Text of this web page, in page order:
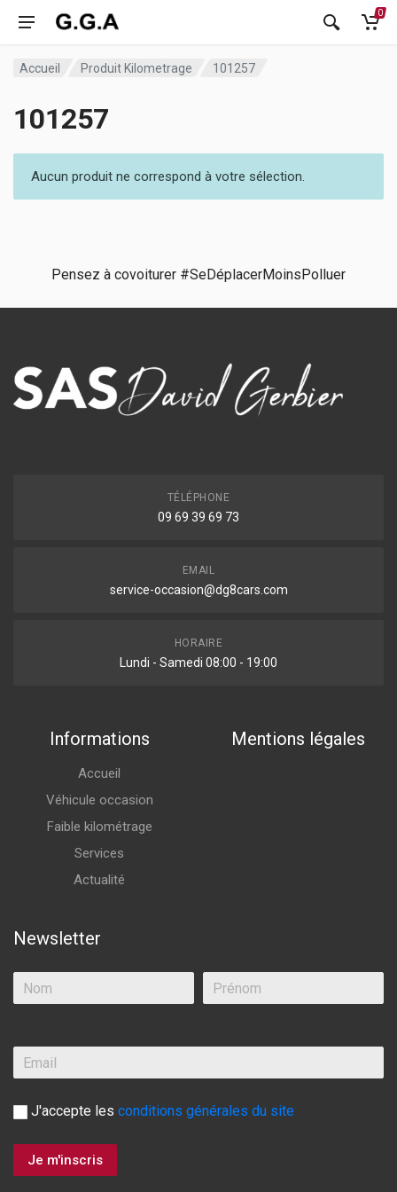
0
Accueil Produit Kilometrage 101257
101257
Aucun produit ne correspond à votre sélection.
Pensez à covoiturer #SeDéplacerMoinsPolluer
TÉLÉPHONE
09 69 39 69 73
EMAIL
service-occasion@dg8cars.com
HORAIRE
Lundi - Samedi 08:00 - 19:00
Informations
Accueil
Véhicule occasion
Faible kilométrage
Services
Actualité
Mentions légales
Newsletter
J'accepte les conditions générales du site